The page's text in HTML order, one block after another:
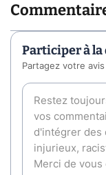
Participer à
Partagez votre